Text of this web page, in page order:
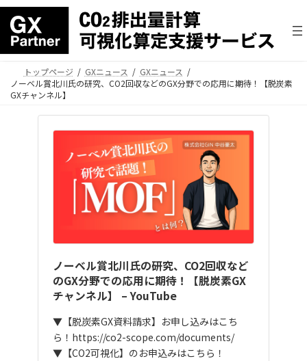
トップページ GXニュース
GXニュース
ノーベル賞北川氏の研究、CO2回収などのGX分野での応用に期待！【脱炭素
GXチャンネル】
ノーベル賞北川氏の研究、CO2回収など
のGX分野での応用に期待！【脱炭素GX
チャンネル】 – YouTube
▼【脱炭素GX資料請求】お申し込みはこち
ら！https://co2-scope.com/documents/
▼【CO2可視化】のお申込みはこちら！